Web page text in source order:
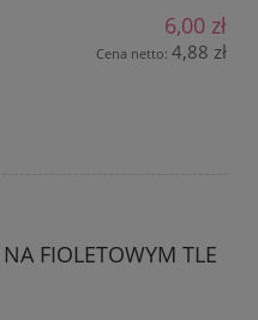
6,00 zł
Cena netto: 4,88 zł
FIOLETOWYM TLE